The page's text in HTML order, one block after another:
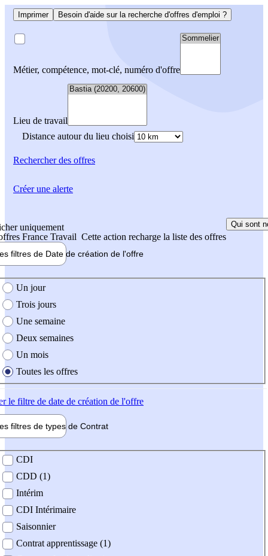
Imprimer Besoin d'aide sur la recherche d'offres d'emploi ?
Métier, compétence, mot-clé, numéro d'offre
Lieu de travail
Distance autour du lieu choisi
Rechercherdes offres
uniquement
France Travail Cette action recharge la liste des offres
Qui sont
filtres de Date de création de l'offre
création de l'offre
Un jour
Trois jours
Une semaine
Deux semaines
Un mois
Toutes les offres
le filtre de date de création de l'offre
filtres de types de Contrat
contrat
CDI
CDD (1)
Intérim
CDI Intérimaire
Saisonnier
Contrat apprentissage (1)
Créer une alerte